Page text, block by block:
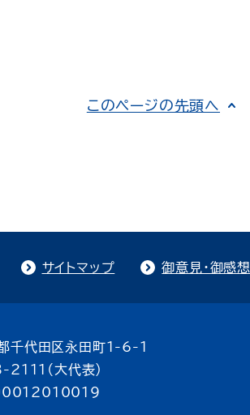
このページの先頭へ
サイトマップ 御意見・御感想
代田区永田町1-6-1
（大代表）